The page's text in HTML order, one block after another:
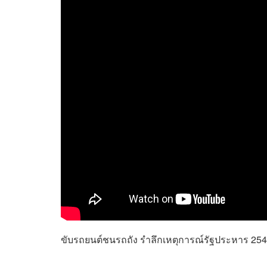
ขับรถยนต์ชนรถถัง รำลึกเหตุการณ์รัฐประหาร